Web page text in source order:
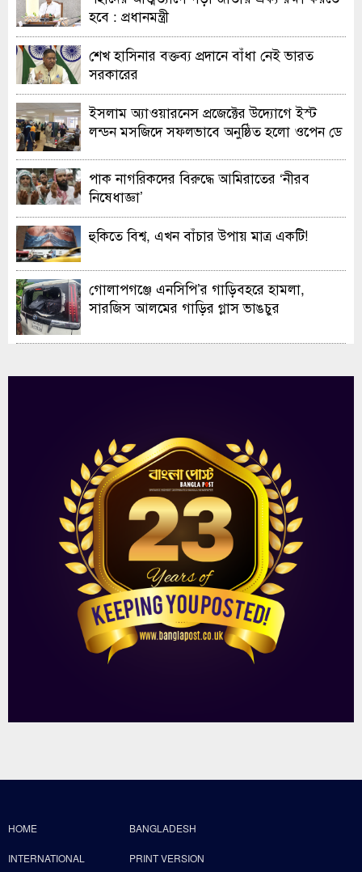
হবে : প্রধানমন্ত্রী
শেখ হাসিনার বক্তব্য প্রদানে বাঁধা নেই ভারত
সরকারের
ইসলাম অ্যাওয়ারনেস প্রজেক্টের উদ্যোগে ইস্ট
লন্ডন মসজিদে সফলভাবে অনুষ্ঠিত হলো ওপেন ডে
পাক নাগরিকদের বিরুদ্ধে আমিরাতের ‘নীরব
নিষেধাজ্ঞা’
হুকিতে বিশ্ব, এখন বাঁচার উপায় মাত্র একটি!
গোলাপগঞ্জে এনসিপি’র গাড়িবহরে হামলা,
সারজিস আলমের গাড়ির গ্লাস ভাঙচুর
HOME BANGLADESH
INTERNATIONAL PRINT VERSION